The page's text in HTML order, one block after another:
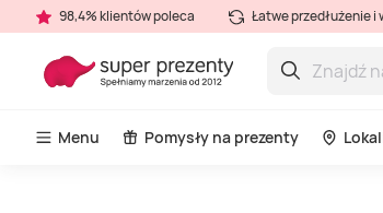
98,4% klientów poleca Łatwe przedłużenie i
Menu Pomysły na prezenty